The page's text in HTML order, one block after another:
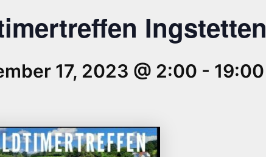
Ingstetten
17, 2023 @ 2:00 - 19:00